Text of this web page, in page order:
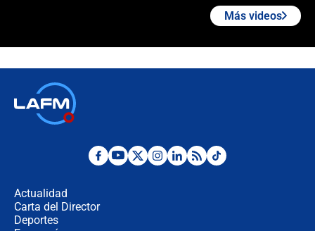
futuro les espera a las cabalgatas en
"No hubo fraude ni posibilidad de
Más videos
Actualidad
Carta del Director
Deportes